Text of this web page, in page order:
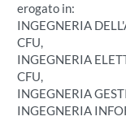
erogato in:
INGEGNERIA
CFU,
INGEGNERIA
CFU,
INGEGNERIA
INGEGNERIA